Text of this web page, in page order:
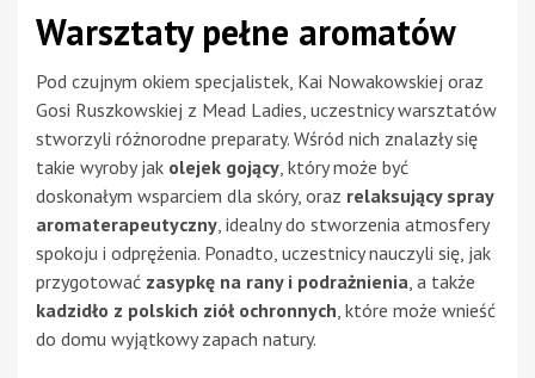
Warsztaty pełne aromatów
Pod czujnym okiem specjalistek, Kai Nowakowskiej oraz
Gosi Ruszkowskiej z Mead Ladies, uczestnicy warsztatów
stworzyli różnorodne preparaty. Wśród nich znalazły się
takie wyroby jak olejek gojący , który może być
doskonałym wsparciem dla skóry, oraz relaksujący spray
aromaterapeutyczny , idealny do stworzenia atmosfery
spokoju i odprężenia. Ponadto, uczestnicy nauczyli się, jak
przygotować zasypkę na rany i podrażnienia , a także
kadzidło z polskich ziół ochronnych , które może wnieść
do domu wyjątkowy zapach natury.